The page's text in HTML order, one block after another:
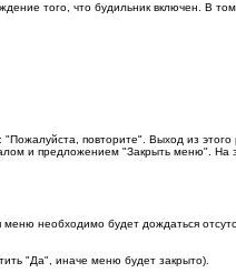
того, что будильник включен. В
повторите". Выход из этого
и предложением "Закрыть меню".
необходимо будет дождаться
"Да", иначе меню будет закрыто).